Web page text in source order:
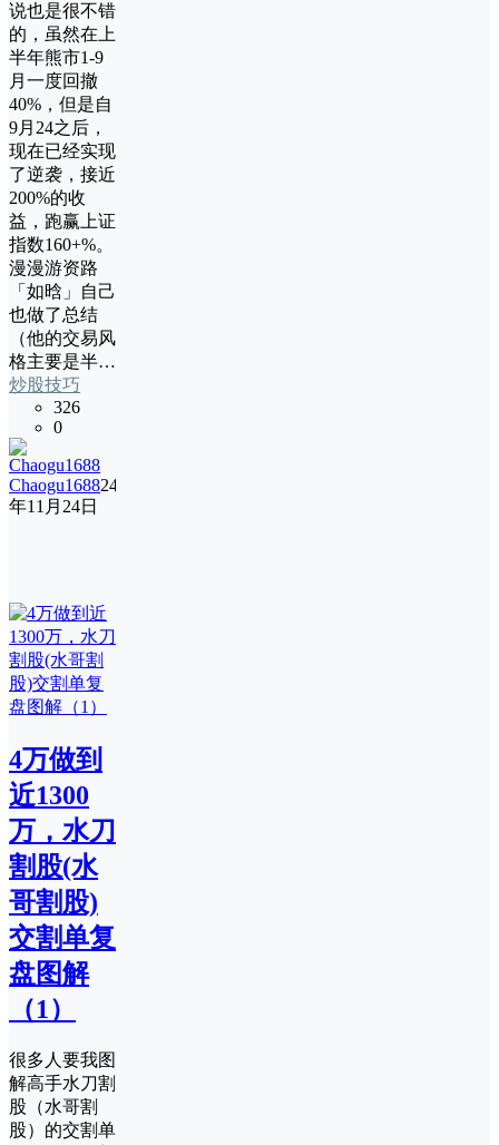
说也是很不错
的，虽然在上
半年熊市1-9
月一度回撤
40%，但是自
9月24之后，
现在已经实现
了逆袭，接近
200%的收
益，跑赢上证
指数160+%。
漫漫游资路
「如晗」自己
也做了总结
（他的交易风
格主要是半…
炒股技巧
326
0
Chaogu168824
年11月24日
4万做到
近1300
万，水刀
割股(水
哥割股)
交割单复
盘图解
（1）
很多人要我图
解高手水刀割
股（水哥割
股）的交割单